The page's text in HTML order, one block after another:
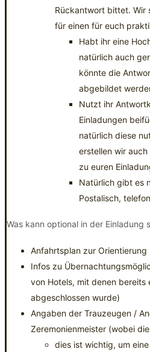
Rückantwort bittet. Wir
für einen für euch
Habt ihr eine
natürlich auch
könnte die
abgebildet
Nutzt ihr
Einladungen
natürlich diese
erstellen wir
zu euren
Natürlich gibt es
Postalisch,
Was kann optional in der Einladung
Anfahrtsplan zur Orientierung
Infos zu
von Hotels, mit denen bereits
abgeschlossen wurde)
Angaben der Trauzeugen /
Zeremonienmeister (wobei
dies ist wichtig, um